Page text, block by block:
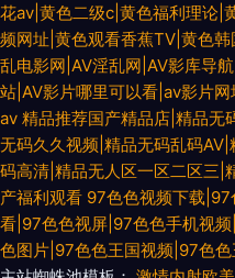
花av|黄色二级c|黄色福利理论|
频网址|黄色观看香蕉TV|黄色
乱电影网|AV淫乱网|AV影库导
站|AV影片哪里可以看|av影片
av 精品推荐国产精品店|精品无
无码久久视频|精品无码乱码
码高清|精品无人区一区二区三|
产福利观看 97色色视频下载
看|97色色视屏|97色色手机视
色图片|97色色王国视频|97色色